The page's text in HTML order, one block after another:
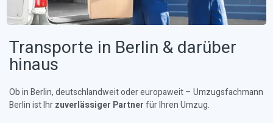
Transporte in Berlin & darüber
hinaus
Ob in Berlin, deutschlandweit oder europaweit – Umzugsfachmann
Berlin ist Ihrzuverlässiger Partnerfür Ihren Umzug.